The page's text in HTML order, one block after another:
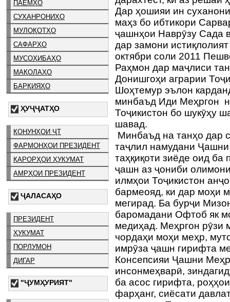
ПАЁМҲО
СУХАНРОНИҲО
МУЛОҚОТҲО
САФАРҲО
МУСОҲИБАҲО
МАҚОЛАҲО
БАРҚИЯҲО
ҲУҶҶАТҲО
ҚОНУНҲОИ ҶТ
ФАРМОНҲОИ ПРЕЗИДЕНТ
ҚАРОРҲОИ ҲУКУМАТ
АМРҲОИ ПРЕЗИДЕНТ
ҶАЛАСАҲО
ПРЕЗИДЕНТ
ҲУКУМАТ
ПОРЛУМОН
ДИГАР
"ҶУМҲУРИЯТ"
Дар ҳошияи ин
маҳз бо ибтикори
ҷашнҳои Наврӯзу Сада
дар замони
октябри соли 2011
Раҳмон дар маҷлиси
Донишгоҳи аграрии
Шоҳтемур эълон
минбаъд Иди Меҳргон
Тоҷикистон бо шукӯҳу
шавад.
Минбаъд на танҳо дар
таҷлил намудани
таҳқиқоти зиёде оид
ҷашн аз ҷониби
илмҳои Тоҷикистон
бармеояд, ки дар моҳи
мегирад. Ба бурҷи
баромадани Офтоб як
медиҳад. Меҳргон рӯзи
чордаҳи моҳи меҳр,
имрӯза ҷашн гирифта
Консепсияи Ҷашни
инсонмеҳварӣ,
ба асос гирифта,
фарҳанг, сиёсати